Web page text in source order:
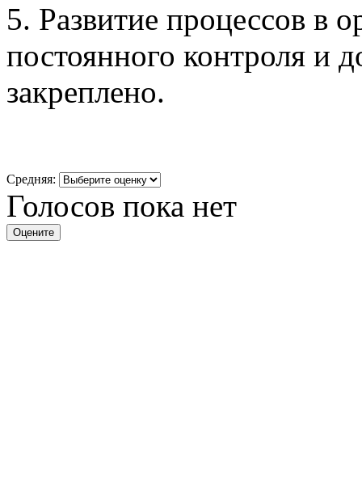
5. Развитие процессов в
постоянного контроля и
закреплено.
Средняя:
Голосов пока нет